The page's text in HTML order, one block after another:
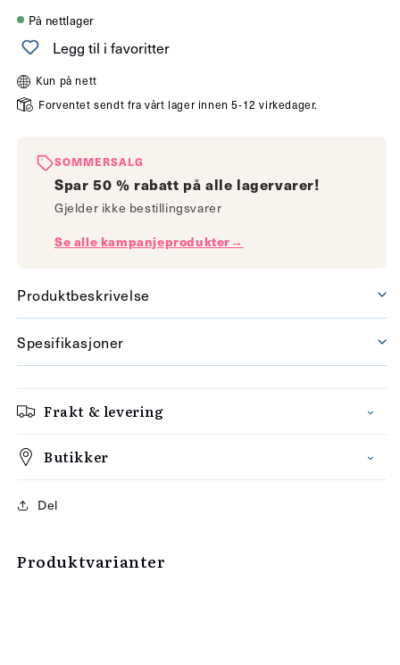
Diablo
bordlampe
Ø30cm
greige/krom
bordlampe
greige/krom
På nettlager
Legg til i favoritter
Kun på nett
Forventet sendt fra vårt lager innen 5-12 virkedager.
SOMMERSALG
Spar 50 % rabatt på alle lagervarer!
Gjelder ikke bestillingsvarer
Se alle kampanjeprodukter→
Produktbeskrivelse
Spesifikasjoner
Frakt & levering
Butikker
Del
Produktvarianter